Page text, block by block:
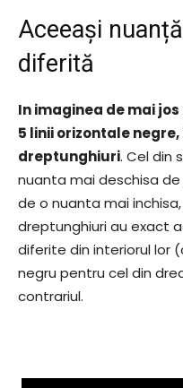
Aceeași
diferită
In imaginea de mai
5 linii orizontale
dreptunghiuri. Cel din
nuanta mai deschisa
de o nuanta mai
dreptunghiuri au exact
diferite din interiorul lor
negru pentru cel din
contrariul.